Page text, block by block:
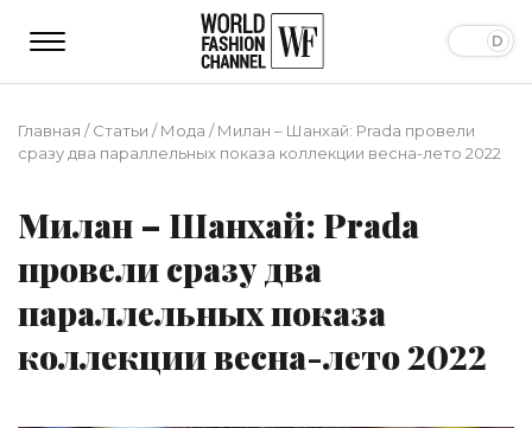
Главная /Статьи /Мода /Милан – Шанхай: Prada провели
сразу два параллельных показа коллекции весна-лето 2022
Милан – Шанхай: Prada
провели сразу два
параллельных показа
коллекции весна-лето 2022